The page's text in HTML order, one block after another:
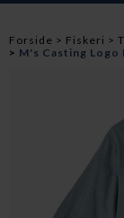
Forside Fiskeri
M's Casting